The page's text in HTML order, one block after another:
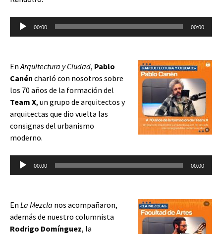
Reproductor
00:00 00:00
EnArquitectura y Ciudad, Pablo
Canén charló con nosotros sobre
los 70 años de la formación del
Team X, un grupo de arquitectos y
arquitectas que dio vuelta las
consignas del urbanismo
moderno.
Reproductor
00:00 00:00
En La Mezcla nos acompañaron,
además de nuestro columnista
Rodrigo Domínguez, la